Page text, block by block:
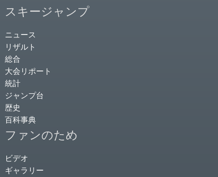
スキージャンプ
ニュース
リザルト
総合
大会リポート
統計
ジャンプ台
歴史
百科事典
ファンのため
ビデオ
ギャラリー